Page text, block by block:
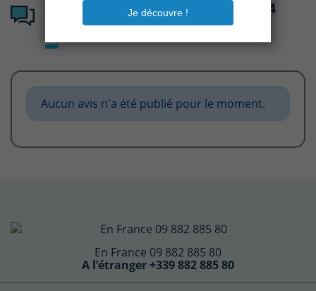
Avis clients sur : Joint 4403010304
Projecteur béton/liner ASTRAL
Aucun avis n'a été publié pour le moment.
En France 09 882 885 80
A l’étranger +339 882 885 80